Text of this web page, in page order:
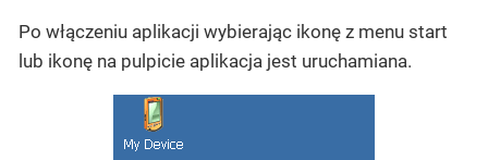
Po włączeniu aplikacji wybierając ikonę z menu start
lub ikonę na pulpicie aplikacja jest uruchamiana.